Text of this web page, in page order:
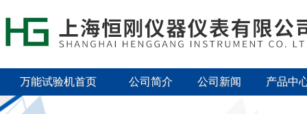
万能试验机首页 公司简介 公司新闻 产品中